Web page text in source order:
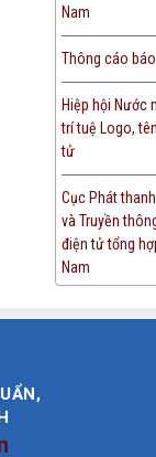
Nam
Thông cáo
Hiệp hội Nước
trí tuệ Logo,
tử
Cục Phát
và Truyền
điện tử tổng
Nam